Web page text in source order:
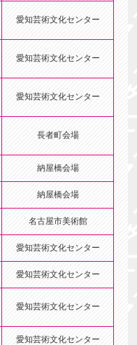
愛知芸術文化センター
愛知芸術文化センター
愛知芸術文化センター
長者町会場
納屋橋会場
納屋橋会場
名古屋市美術館
愛知芸術文化センター
愛知芸術文化センター
愛知芸術文化センター
愛知芸術文化センター